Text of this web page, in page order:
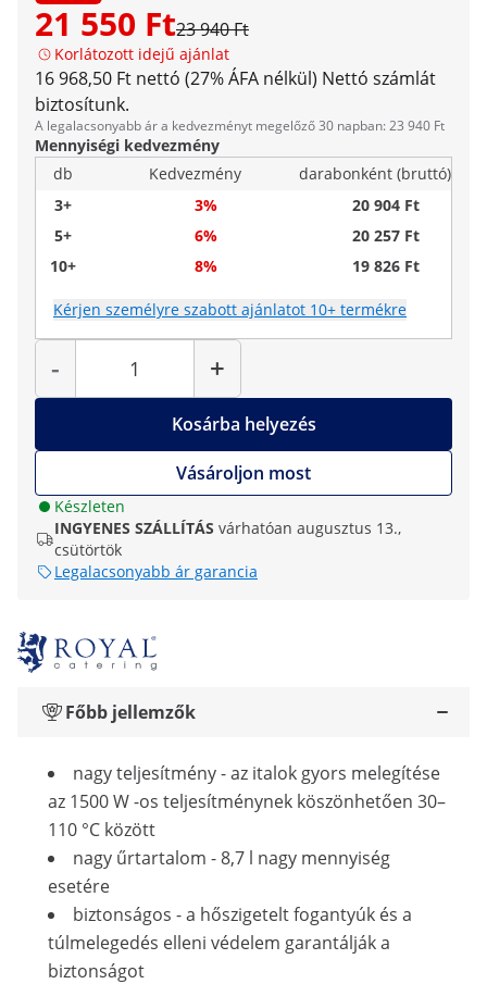
21 550 Ft23 940 Ft
Korlátozott idejű ajánlat
16 968,50 Ft nettó (27% ÁFA nélkül) Nettó számlát
biztosítunk.
A legalacsonyabb ár a kedvezményt megelőző 30 napban: 23 940 Ft
Mennyiségi kedvezmény
db
Kedvezmény
darabonként (bruttó)
3+
3%
20 904 Ft
5+
6%
20 257 Ft
10+
8% 19 826 Ft
Kérjen személyre szabott ajánlatot 10+ termékre
-
Mennyiség
+
Kosárba helyezés
Vásároljon most
Készleten
INGYENES SZÁLLÍTÁS várhatóan augusztus 13.,
csütörtök
Legalacsonyabb ár garancia
Főbb jellemzők
nagy teljesítmény - az italok gyors melegítése
az 1500 W -os teljesítménynek köszönhetően 30–
110 °C között
nagy űrtartalom - 8,7 l nagy mennyiség
esetére
biztonságos - a hőszigetelt fogantyúk és a
túlmelegedés elleni védelem garantálják a
biztonságot